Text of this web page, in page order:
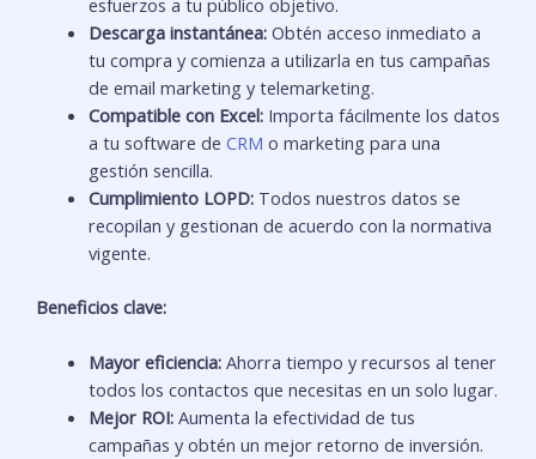
Descarga instantánea:Obtén acceso inmediato a
tu compra y comienza a utilizarla en tus campañas
de email marketing y telemarketing.
Compatible con Excel:Importa fácilmente los datos
a tu software de CRM o marketing para una
gestión sencilla.
Cumplimiento LOPD:Todos nuestros datos se
recopilan y gestionan de acuerdo con la normativa
vigente.
Beneficios clave:
Mayor eficiencia:Ahorra tiempo y recursos al tener
todos los contactos que necesitas en un solo lugar.
Mejor ROI:Aumenta la efectividad de tus
campañas y obtén un mejor retorno de inversión.